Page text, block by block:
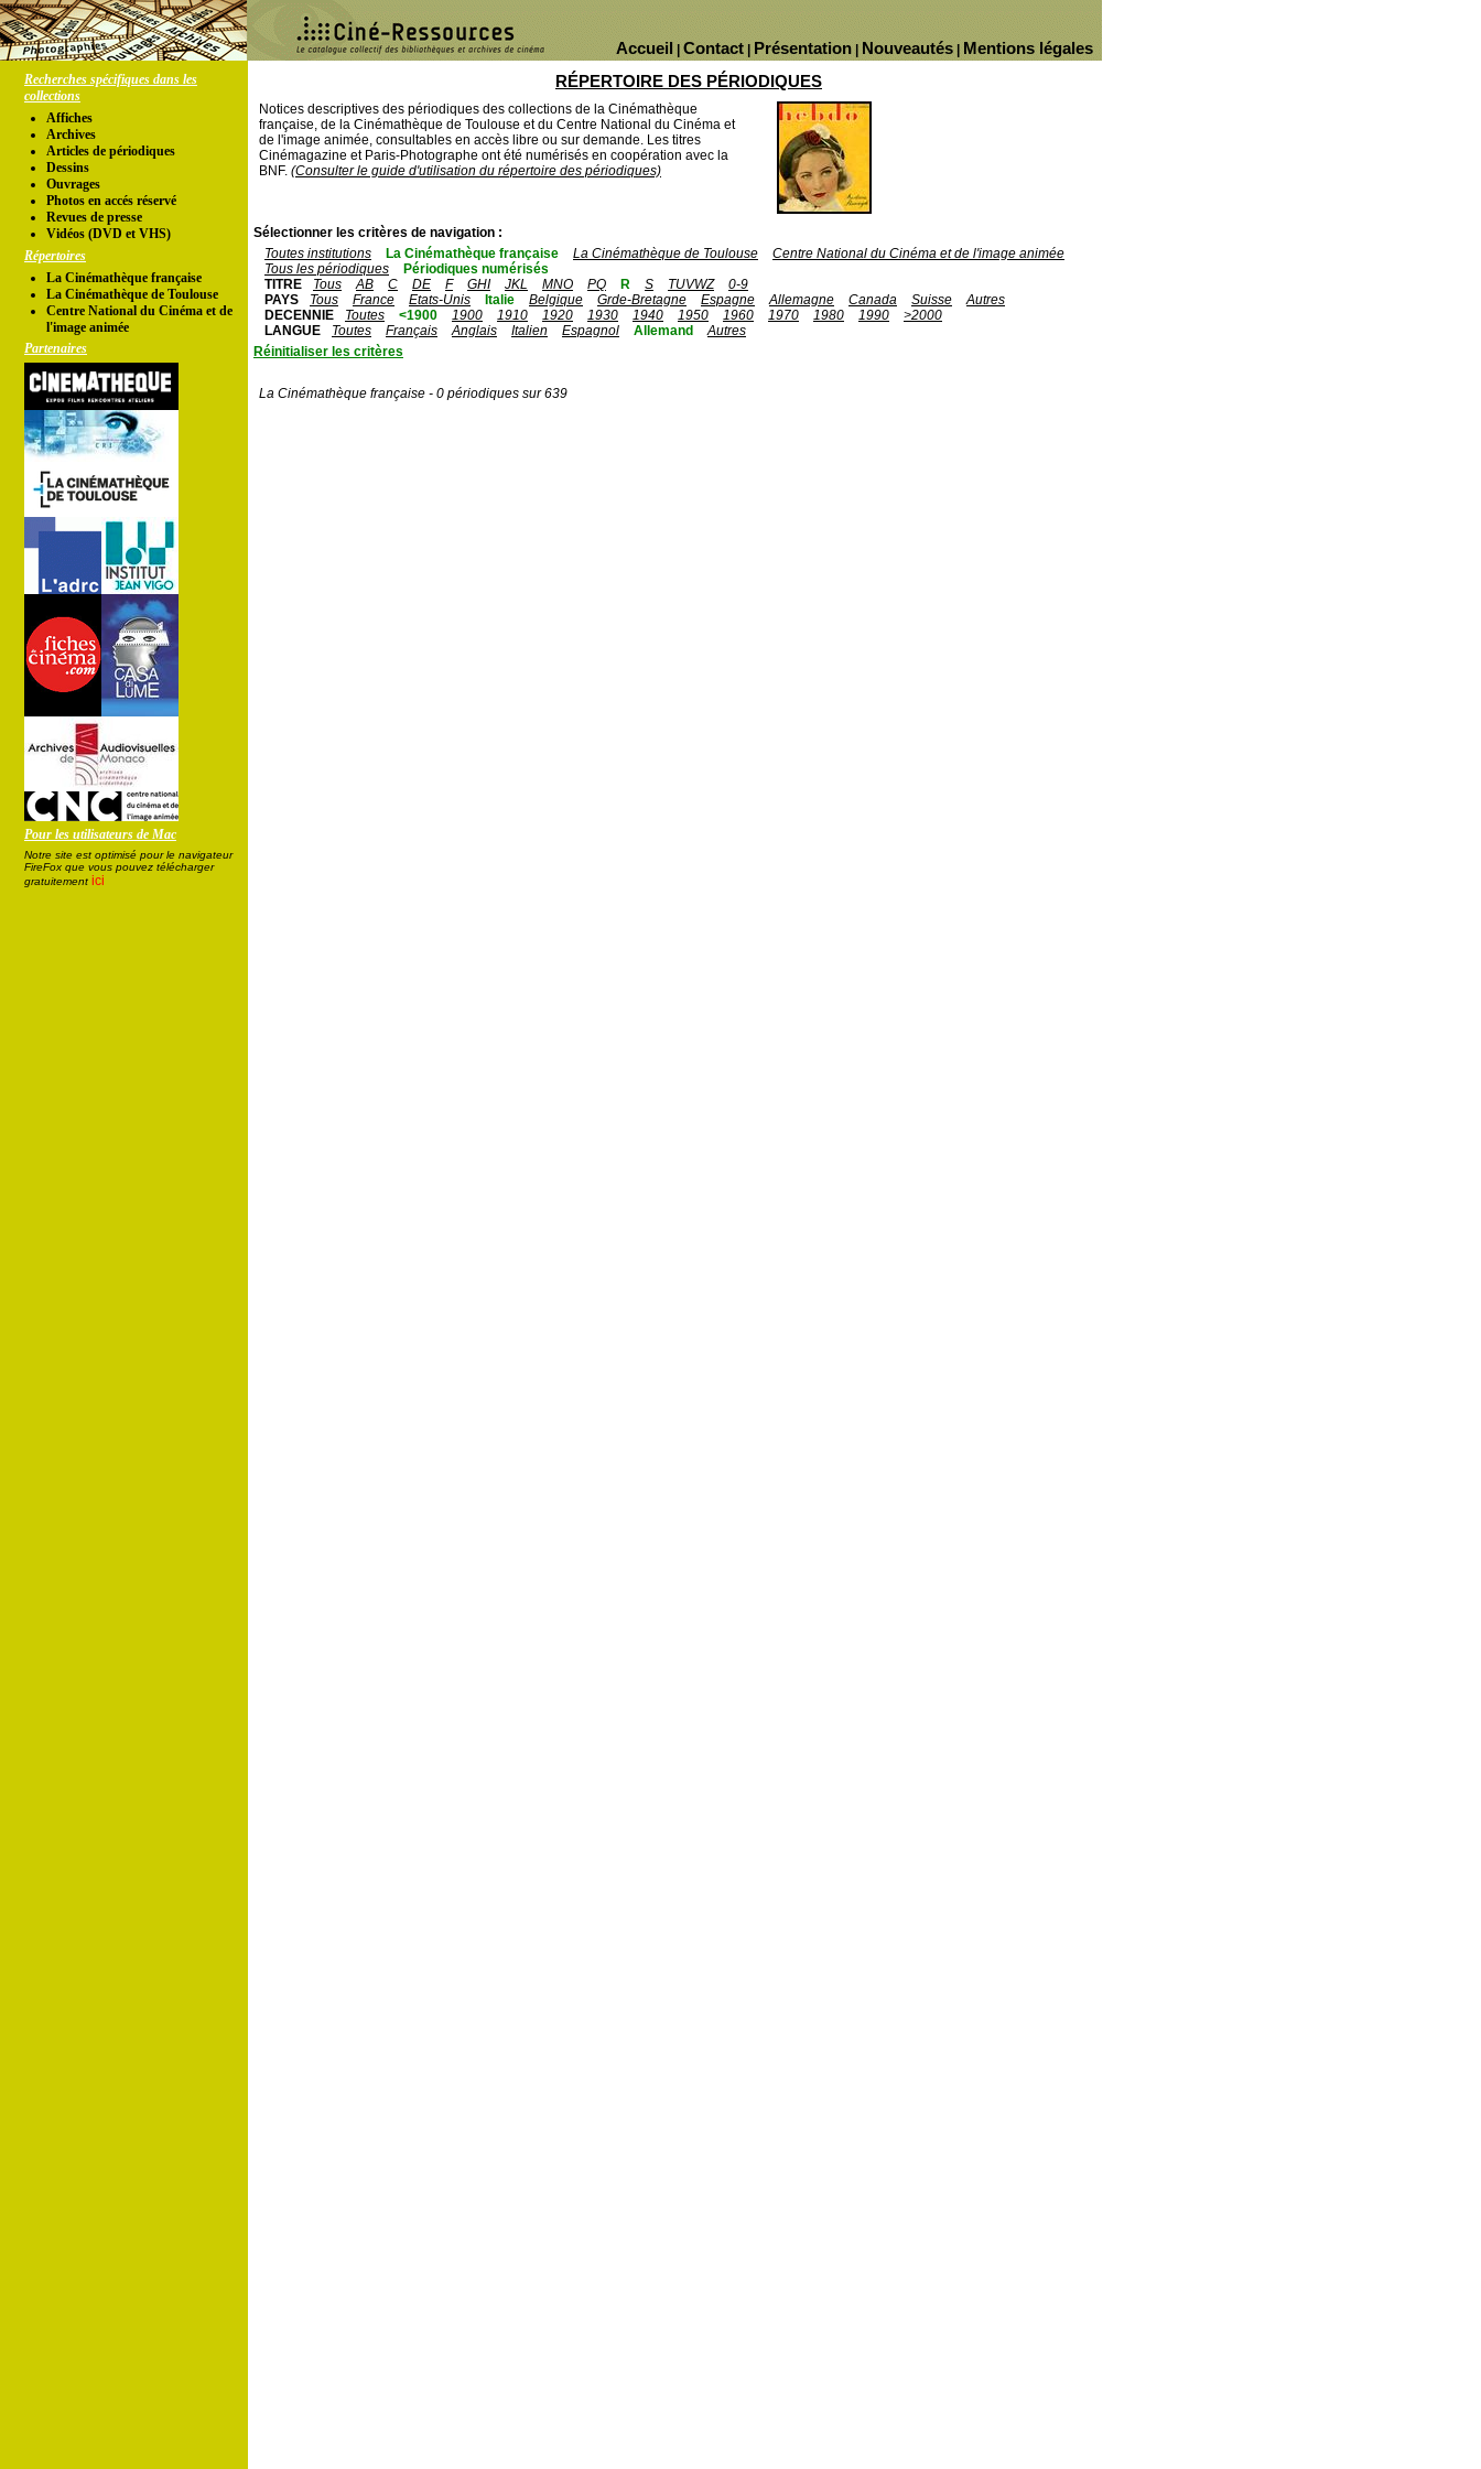
Mentions légales
Nouveautés
Présentation
Contact
Accueil
Recherches spécifiques dans les
collections
Affiches
Archives
Articles de périodiques
Dessins
Ouvrages
Photos en accés réservé
Revues de presse
Vidéos (DVD et VHS)
Répertoires
La Cinémathèque française
La Cinémathèque de Toulouse
Centre National du Cinéma et de
l'image animée
Partenaires
Pour les utilisateurs de Mac
Notre site est optimisé pour le navigateur
FireFox que vous pouvez télécharger
gratuitement ici
RÉPERTOIRE DES PÉRIODIQUES
Notices descriptives des périodiques des collections de la Cinémathèque
française, de la Cinémathèque de Toulouse et du Centre National du Cinéma et
de l'image animée, consultables en accès libre ou sur demande. Les titres
Cinémagazine et Paris-Photographe ont été numérisés en coopération avec la
BNF. (Consulter le guide d'utilisation du répertoire des périodiques)
Sélectionner les critères de navigation :
Toutes institutions
La Cinémathèque française La Cinémathèque de Toulouse
Centre National du Cinéma et de l'image animée
Tous les périodiques
Périodiques numérisés
TITRE
Tous AB C DE F GHI JKL MNO PQ R S TUVWZ
0-9
PAYS
Tous France Etats-Unis Italie Belgique Grde-Bretagne Espagne Allemagne Canada Suisse
Autres
DECENNIE
Toutes <1900 1900 1910 1920 1930 1940 1950 1960 1970 1980 1990
>2000
LANGUE
Toutes Français Anglais Italien Espagnol Allemand
Autres
Réinitialiser les critères
La Cinémathèque française - 0 périodiques sur 639